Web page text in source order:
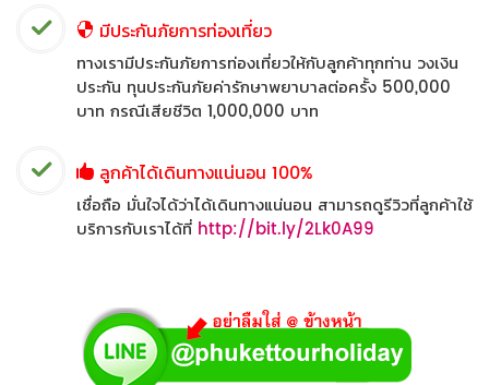
มีประกันภัยการท่องเที่ยว
ทางเรามีประกันภัยการท่องเที่ยวให้กับลูกค้าทุกท่าน วงเงิน
ประกัน ทุนประกันภัยค่ารักษาพยาบาลต่อครั้ง 500,000
บาท กรณีเสียชีวิต 1,000,000 บาท
ลูกค้าได้เดินทางแน่นอน 100%
เชื่อถือ มั่นใจได้ว่าได้เดินทางแน่นอน สามารถดูรีวิวที่ลูกค้าใช้
บริการกับเราได้ที่ http://bit.ly/2Lk0A99